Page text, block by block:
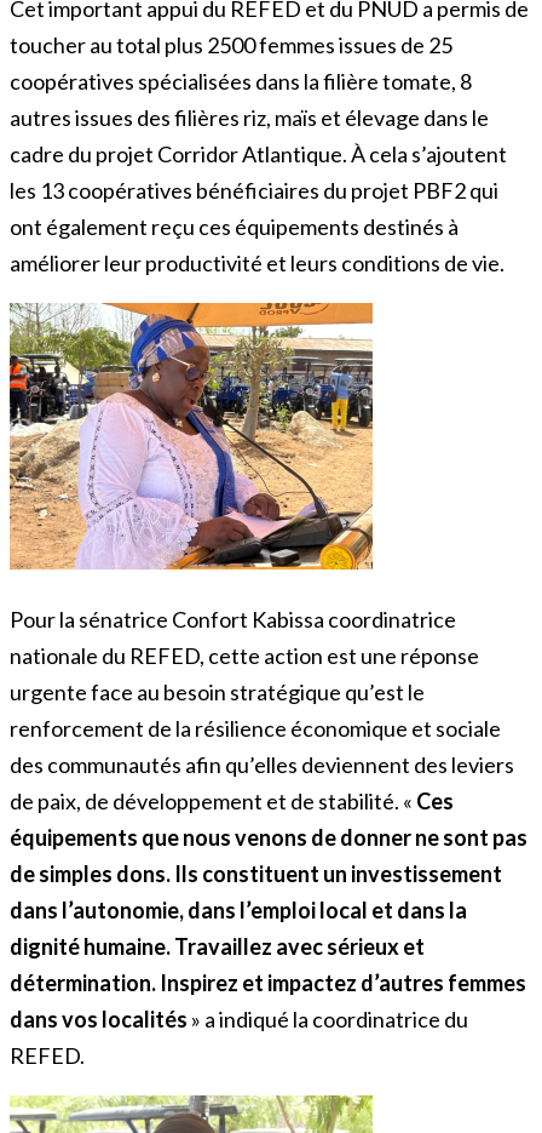
Cet important appui du REFED et du PNUD a permis de
toucher au total plus 2500 femmes issues de 25
coopératives spécialisées dans la filière tomate, 8
autres issues des filières riz, maïs et élevage dans le
cadre du projet Corridor Atlantique. À cela s’ajoutent
les 13 coopératives bénéficiaires du projet PBF2 qui
ont également reçu ces équipements destinés à
améliorer leur productivité et leurs conditions de vie.
Pour la sénatrice Confort Kabissa coordinatrice
nationale du REFED, cette action est une réponse
urgente face au besoin stratégique qu’est le
renforcement de la résilience économique et sociale
des communautés afin qu’elles deviennent des leviers
de paix, de développement et de stabilité. « Ces
équipements que nous venons de donner ne sont pas
de simples dons. Ils constituent un investissement
dans l’autonomie, dans l’emploi local et dans la
dignité humaine. Travaillez avec sérieux et
détermination. Inspirez et impactez d’autres femmes
dans vos localités » a indiqué la coordinatrice du
REFED.